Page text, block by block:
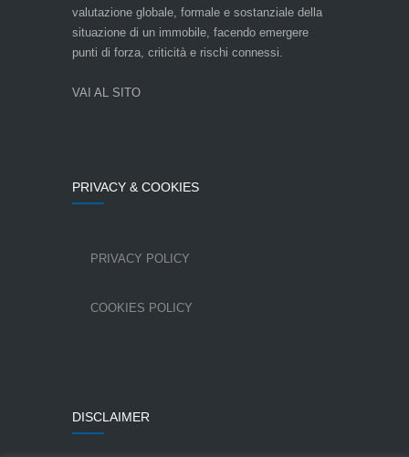
valutazione globale, formale e sostanziale della
situazione di un immobile, facendo emergere
punti di forza, criticità e rischi connessi.
VAI AL SITO
PRIVACY & COOKIES
PRIVACY POLICY
COOKIES POLICY
DISCLAIMER